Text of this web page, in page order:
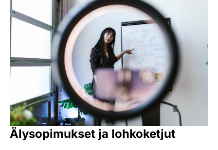
Älysopimukset ja lohkoketjut